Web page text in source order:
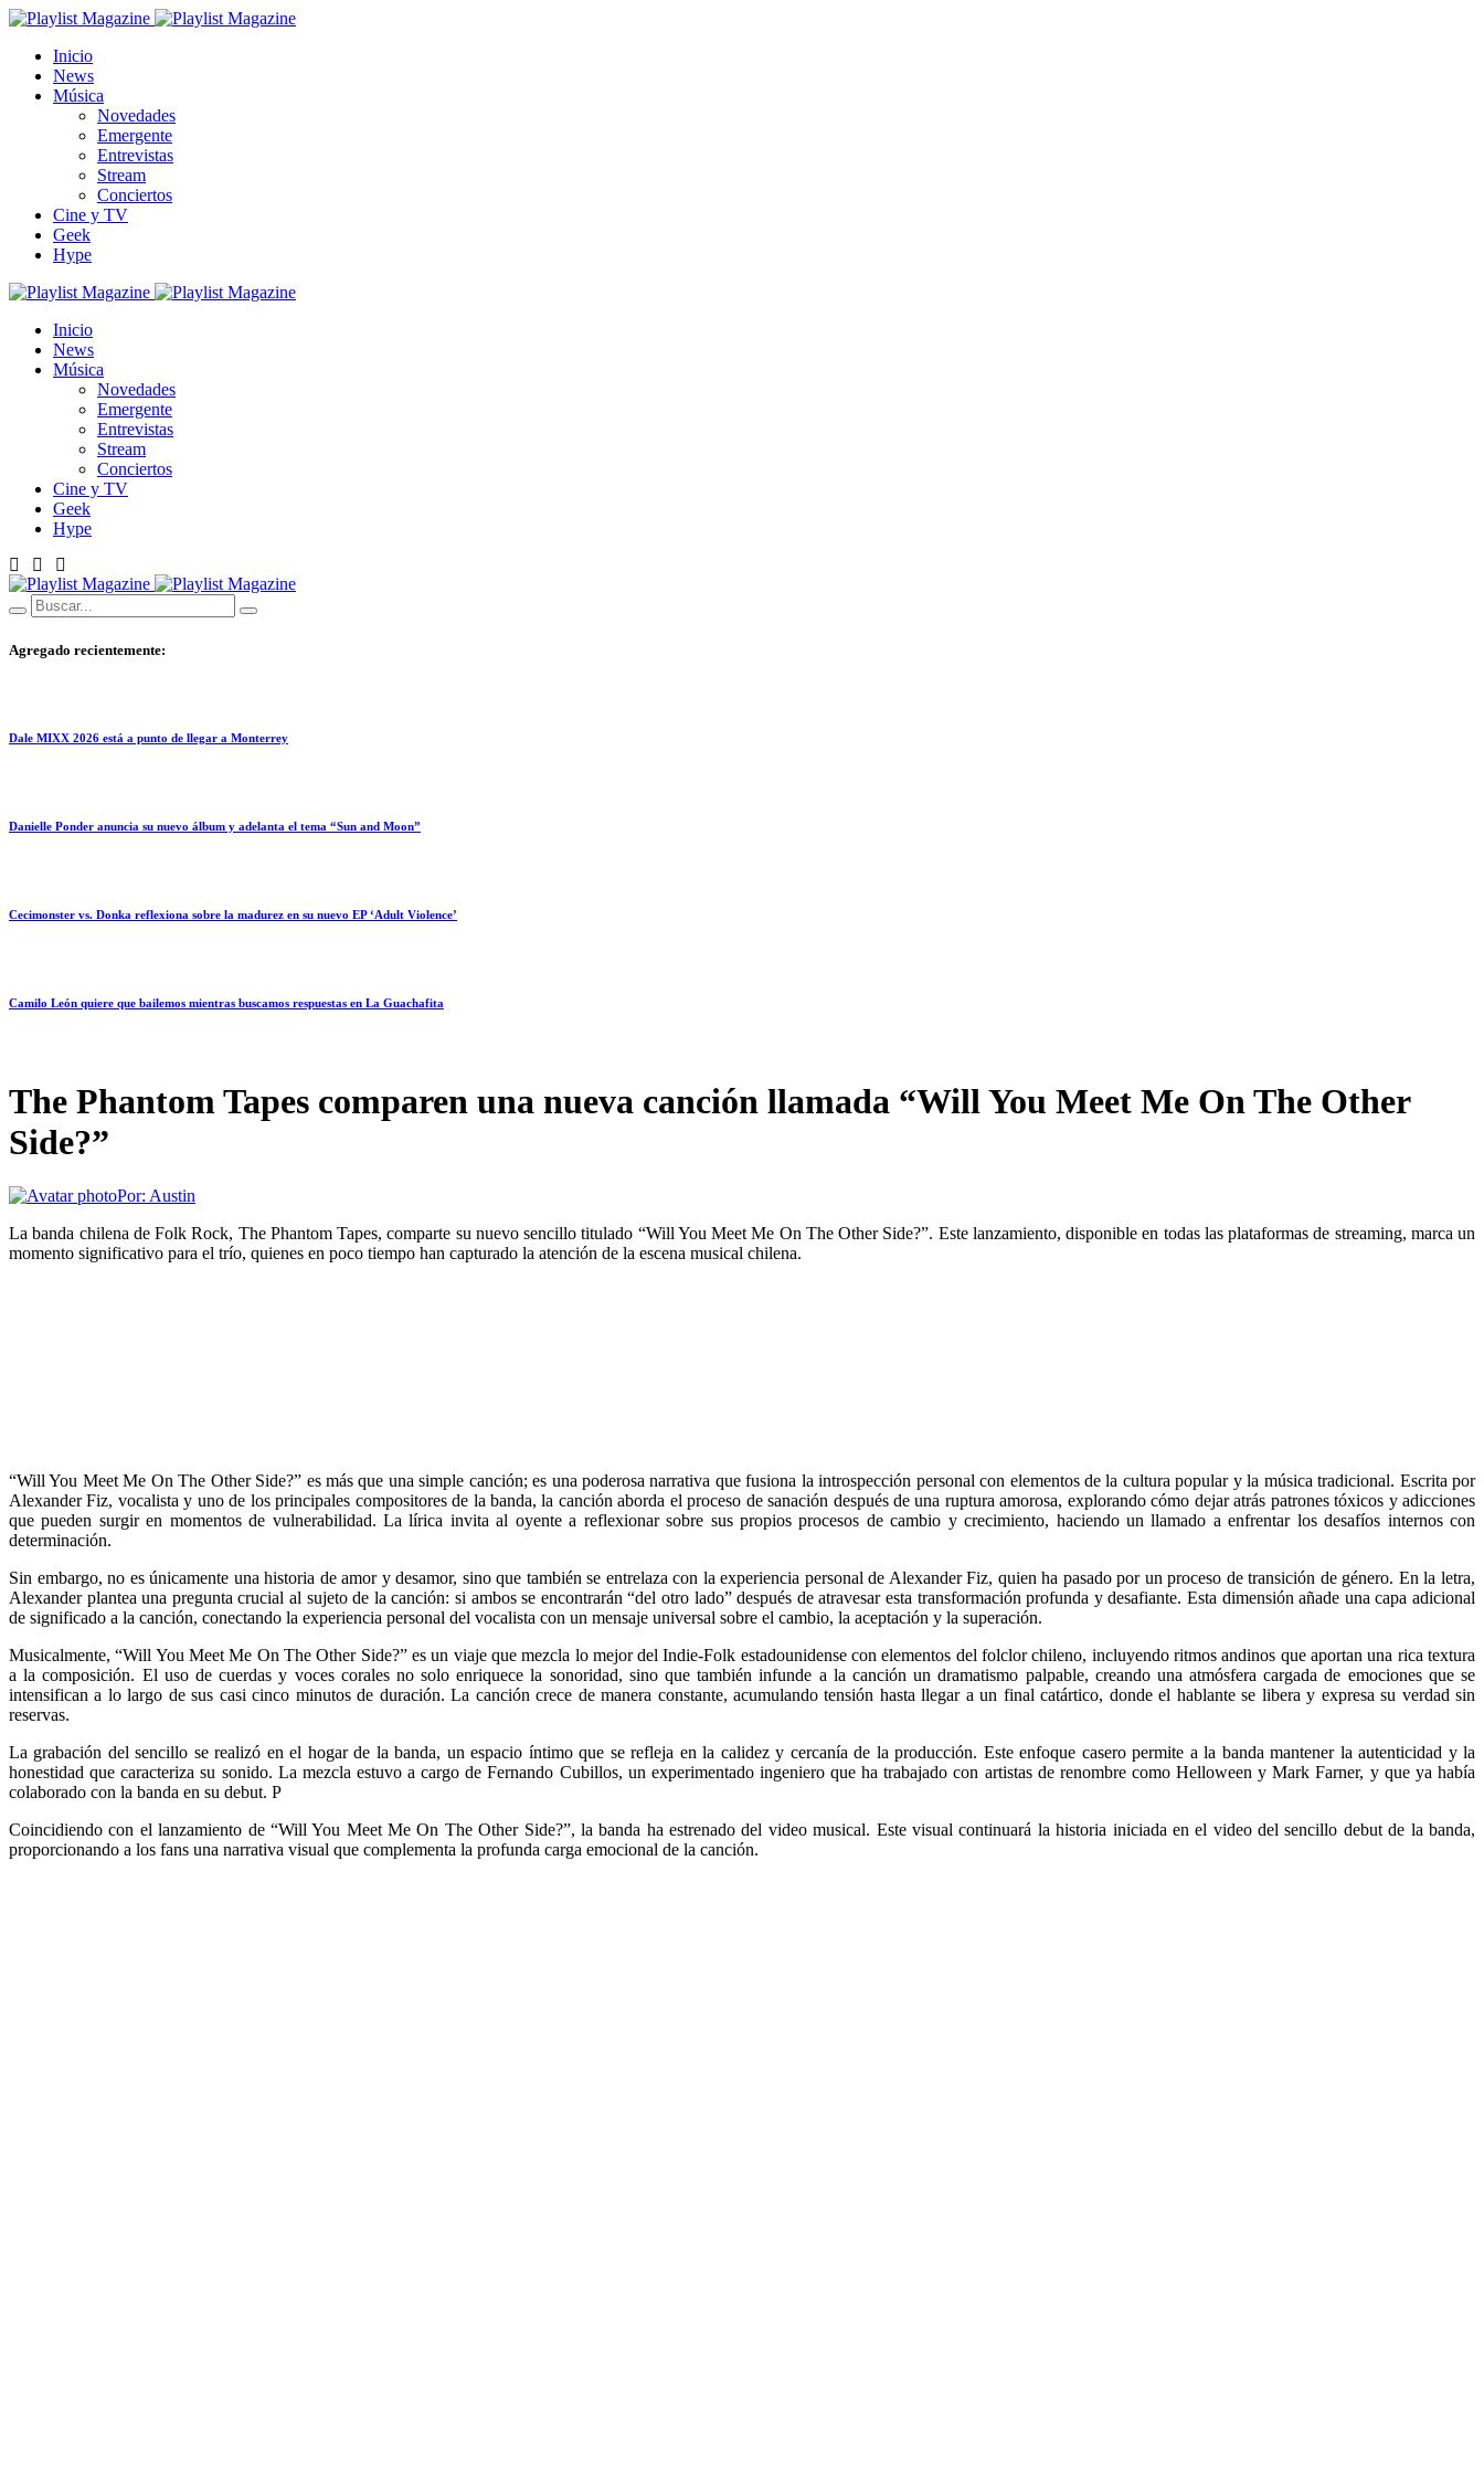
Inicio
News
Música
Novedades
Emergente
Entrevistas
Stream
Conciertos
Cine y TV
Geek
Hype
Inicio
News
Música
Novedades
Emergente
Entrevistas
Stream
Conciertos
Cine y TV
Geek
Hype
Agregado recientemente:
Dale MIXX 2026 está a punto de llegar a Monterrey
Danielle Ponder anuncia su nuevo álbum y adelanta el tema “Sun and Moon”
Cecimonster vs. Donka reflexiona sobre la madurez en su nuevo EP ‘Adult Violence’
Camilo León quiere que bailemos mientras buscamos respuestas en La Guachafita
The Phantom Tapes comparen una nueva canción llamada “Will You Meet Me On The Other
Side?”
Por: Austin
La banda chilena de Folk Rock, The Phantom Tapes, comparte su nuevo sencillo titulado “Will You Meet Me On The Other Side?”. Este lanzamiento, disponible en todas las plataformas de streaming, marca un
momento significativo para el trío, quienes en poco tiempo han capturado la atención de la escena musical chilena.
“Will You Meet Me On The Other Side?” es más que una simple canción; es una poderosa narrativa que fusiona la introspección personal con elementos de la cultura popular y la música tradicional. Escrita por
Alexander Fiz, vocalista y uno de los principales compositores de la banda, la canción aborda el proceso de sanación después de una ruptura amorosa, explorando cómo dejar atrás patrones tóxicos y adicciones
que pueden surgir en momentos de vulnerabilidad. La lírica invita al oyente a reflexionar sobre sus propios procesos de cambio y crecimiento, haciendo un llamado a enfrentar los desafíos internos con
determinación.
Sin embargo, no es únicamente una historia de amor y desamor, sino que también se entrelaza con la experiencia personal de Alexander Fiz, quien ha pasado por un proceso de transición de género. En la letra,
Alexander plantea una pregunta crucial al sujeto de la canción: si ambos se encontrarán “del otro lado” después de atravesar esta transformación profunda y desafiante. Esta dimensión añade una capa adicional
de significado a la canción, conectando la experiencia personal del vocalista con un mensaje universal sobre el cambio, la aceptación y la superación.
Musicalmente, “Will You Meet Me On The Other Side?” es un viaje que mezcla lo mejor del Indie-Folk estadounidense con elementos del folclor chileno, incluyendo ritmos andinos que aportan una rica textura
a la composición. El uso de cuerdas y voces corales no solo enriquece la sonoridad, sino que también infunde a la canción un dramatismo palpable, creando una atmósfera cargada de emociones que se
intensifican a lo largo de sus casi cinco minutos de duración. La canción crece de manera constante, acumulando tensión hasta llegar a un final catártico, donde el hablante se libera y expresa su verdad sin
reservas.
La grabación del sencillo se realizó en el hogar de la banda, un espacio íntimo que se refleja en la calidez y cercanía de la producción. Este enfoque casero permite a la banda mantener la autenticidad y la
honestidad que caracteriza su sonido. La mezcla estuvo a cargo de Fernando Cubillos, un experimentado ingeniero que ha trabajado con artistas de renombre como Helloween y Mark Farner, y que ya había
colaborado con la banda en su debut. P
Coincidiendo con el lanzamiento de “Will You Meet Me On The Other Side?”, la banda ha estrenado del video musical. Este visual continuará la historia iniciada en el video del sencillo debut de la banda,
proporcionando a los fans una narrativa visual que complementa la profunda carga emocional de la canción.